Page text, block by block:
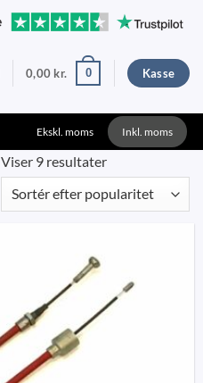
0,00 kr. 0 Kasse
Ekskl. moms Inkl. moms
Viser 9 resultaterSorteret
efter
popularitet